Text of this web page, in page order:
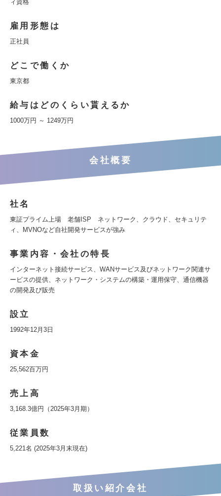
ィ資格
雇用形態は
正社員
どこで働くか
東京都
給与はどのくらい貰えるか
1000万円 ～ 1249万円
会社概要
社名
東証プライム上場 老舗ISP ネットワーク、クラウド、セキュリテ
ィ、MVNOなど自社開発サービスが強み
事業内容・会社の特長
インターネット接続サービス、WANサービス及びネットワーク関連サ
ービスの提供、ネットワーク・システムの構築・運用保守、通信機器
の開発及び販売
設立
1992年12月3日
資本金
25,562百万円
売上高
3,168.3億円（2025年3月期）
従業員数
5,221名 (2025年3月末現在)
取扱い紹介会社